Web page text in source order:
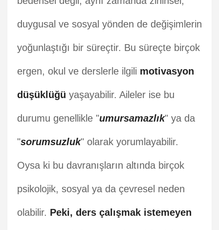
duygusal ve sosyal yönden de değişimlerin
yoğunlaştığı bir süreçtir. Bu süreçte birçok
ergen, okul ve derslerle ilgili motivasyon
düşüklüğü yaşayabilir. Aileler ise bu
durumu genellikle "umursamazlık" ya da
"sorumsuzluk" olarak yorumlayabilir.
Oysa ki bu davranışların altında birçok
psikolojik, sosyal ya da çevresel neden
olabilir. Peki, ders çalışmak istemeyen